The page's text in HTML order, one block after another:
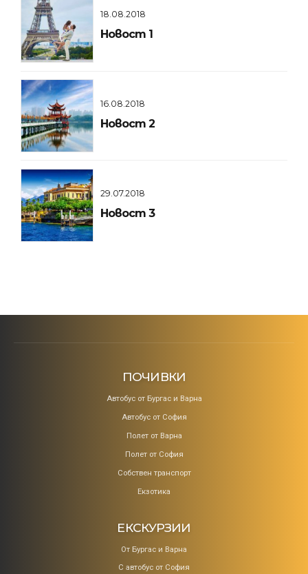
18.08.2018
Новост 1
16.08.2018
Новост 2
29.07.2018
Новост 3
ПОЧИВКИ
Aвтобус от Бургас и Варна
Автобус от София
Полет от Варна
Полет от София
Собствен транспорт
Екзотика
ЕКСКУРЗИИ
От Бургас и Варна
С автобус от София